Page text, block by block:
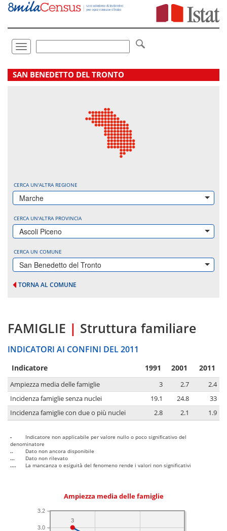
Vai
direttamente
Toggle
navigation
.
SAN BENEDETTO DEL TRONTO
CERCA UN'ALTRA REGIONE
Marche
CERCA UN'ALTRA PROVINCIA
Ascoli Piceno
CERCA UN COMUNE
San Benedetto del Tronto
TORNA AL COMUNE
FAMIGLIE | Struttura familiare
INDICATORI AI CONFINI DEL 2011
Indicatore 1991 2001 2011
Ampiezza media delle famiglie 3 2.7
2.4
Incidenza famiglie senza nuclei
19.1 24.8
33
Incidenza famiglie con due o più nuclei
2.8 2.1 1.9
-
Indicatore non applicabile per valore nullo o poco significativo del
denominatore
..
Dato non ancora disponibile
...
Dato non rilevato
....
La mancanza o esiguità del fenomeno rende i valori non significativi
Ampiezza media delle famiglie
3.0
3.2
3